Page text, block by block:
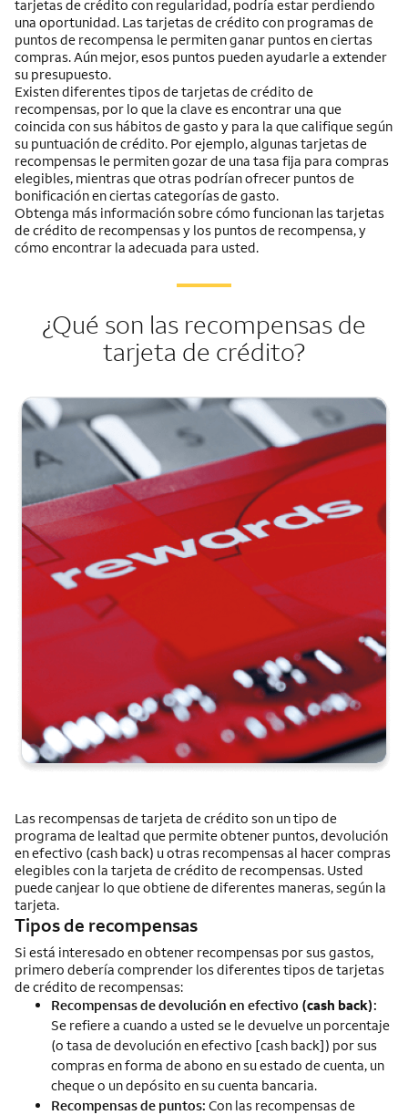
tarjetas de crédito con regularidad, podría estar perdiendo
una oportunidad. Las tarjetas de crédito con programas de
puntos de recompensa le permiten ganar puntos en ciertas
compras. Aún mejor, esos puntos pueden ayudarle a extender
su presupuesto.
Existen diferentes tipos de tarjetas de crédito de
recompensas, por lo que la clave es encontrar una que
coincida con sus hábitos de gasto y para la que califique según
su puntuación de crédito. Por ejemplo, algunas tarjetas de
recompensas le permiten gozar de una tasa fija para compras
elegibles, mientras que otras podrían ofrecer puntos de
bonificación en ciertas categorías de gasto.
Obtenga más información sobre cómo funcionan las tarjetas
de crédito de recompensas y los puntos de recompensa, y
cómo encontrar la adecuada para usted.
¿Qué son las recompensas de
tarjeta de crédito?
Las recompensas de tarjeta de crédito son un tipo de
programa de lealtad que permite obtener puntos, devolución
en efectivo (cash back) u otras recompensas al hacer compras
elegibles con la tarjeta de crédito de recompensas. Usted
puede canjear lo que obtiene de diferentes maneras, según la
tarjeta.
Tipos de recompensas
Si está interesado en obtener recompensas por sus gastos,
primero debería comprender los diferentes tipos de tarjetas
de crédito de recompensas:
Recompensas de devolución en efectivo (cash back):
Se refiere a cuando a usted se le devuelve un porcentaje
(o tasa de devolución en efectivo [cash back]) por sus
compras en forma de abono en su estado de cuenta, un
cheque o un depósito en su cuenta bancaria.
Recompensas de puntos: Con las recompensas de